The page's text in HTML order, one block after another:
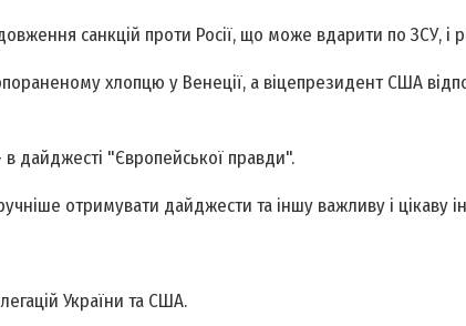
санкцій проти Росії, що може вдарити по ЗСУ, і
хлопцю у Венеції, а віцепрезидент США
в дайджесті "Європейської правди".
отримувати дайджести та іншу важливу і цікаву
України та США.